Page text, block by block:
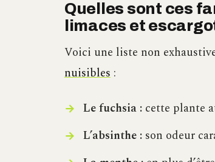
Quelles sont ces
limaces et
Voici une liste non
nuisibles :
Le fuchsia :cette plante
L’absinthe :son odeur